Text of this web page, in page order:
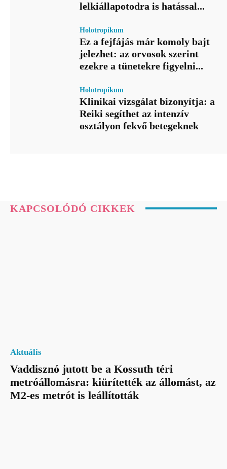
lelkiállapotodra is hatással...
Holotropikum
Ez a fejfájás már komoly bajt
jelezhet: az orvosok szerint
ezekre a tünetekre figyelni...
Holotropikum
Klinikai vizsgálat bizonyítja: a
Reiki segíthet az intenzív
osztályon fekvő betegeknek
KAPCSOLÓDÓ CIKKEK
Aktuális
Vaddisznó jutott be a Kossuth téri
metróállomásra: kiürítették az állomást, az
M2-es metrót is leállították